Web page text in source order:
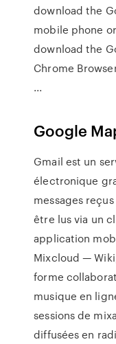
download the
mobile phone
download the
Chrome
...
Google
Gmail est un
électronique
messages
être lus via un
application
Mixcloud —
forme
musique en
sessions de
diffusées en